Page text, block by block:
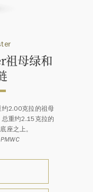
母绿和
2.00克拉的祖母
重约2.15克拉的
座之上。